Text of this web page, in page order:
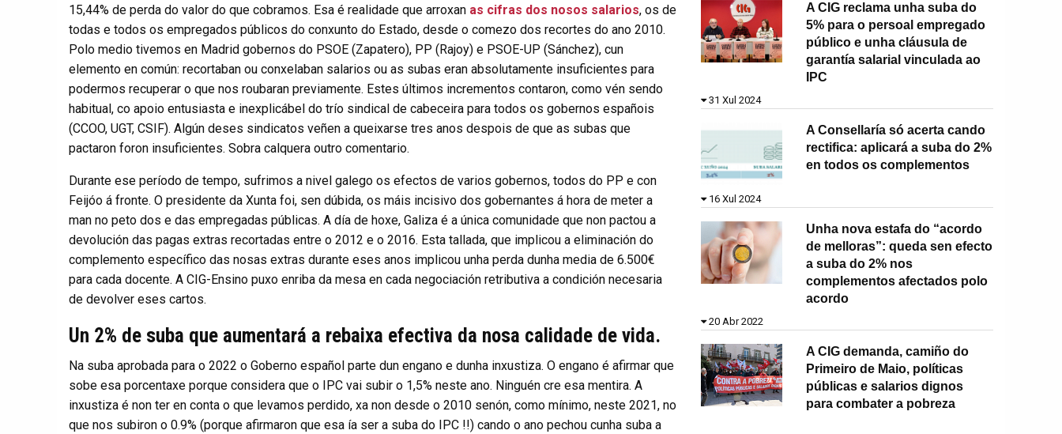
15,44% de perda do valor do que cobramos. Esa é realidade que arroxan as cifras dos nosos salarios, os de
todas e todos os empregados públicos do conxunto do Estado, desde o comezo dos recortes do ano 2010.
Polo medio tivemos en Madrid gobernos do PSOE (Zapatero), PP (Rajoy) e PSOE-UP (Sánchez), cun
elemento en común: recortaban ou conxelaban salarios ou as subas eran absolutamente insuficientes para
podermos recuperar o que nos roubaran previamente. Estes últimos incrementos contaron, como vén sendo
habitual, co apoio entusiasta e inexplicábel do trío sindical de cabeceira para todos os gobernos españois
(CCOO, UGT, CSIF). Algún deses sindicatos veñen a queixarse tres anos despois de que as subas que
pactaron foron insuficientes. Sobra calquera outro comentario.
Durante ese período de tempo, sufrimos a nivel galego os efectos de varios gobernos, todos do PP e con
Feijóo á fronte. O presidente da Xunta foi, sen dúbida, os máis incisivo dos gobernantes á hora de meter a
man no peto dos e das empregadas públicas. A día de hoxe, Galiza é a única comunidade que non pactou a
devolución das pagas extras recortadas entre o 2012 e o 2016. Esta tallada, que implicou a eliminación do
complemento específico das nosas extras durante eses anos implicou unha perda dunha media de 6.500€
para cada docente. A CIG-Ensino puxo enriba da mesa en cada negociación retributiva a condición necesaria
de devolver eses cartos.
Un 2% de suba que aumentará a rebaixa efectiva da nosa calidade de vida.
Na suba aprobada para o 2022 o Goberno español parte dun engano e dunha inxustiza. O engano é afirmar que
sobe esa porcentaxe porque considera que o IPC vai subir o 1,5% neste ano. Ninguén cre esa mentira. A
inxustiza é non ter en conta o que levamos perdido, xa non desde o 2010 senón, como mínimo, neste 2021, no
que nos subiron o 0.9% (porque afirmaron que esa ía ser a suba do IPC !!) cando o ano pechou cunha suba a
A CIG reclama unha suba do
5% para o persoal empregado
público e unha cláusula de
garantía salarial vinculada ao
IPC
31 Xul 2024
A Consellaría só acerta cando
rectifica: aplicará a suba do 2%
en todos os complementos
16 Xul 2024
Unha nova estafa do “acordo
de melloras”: queda sen efecto
a suba do 2% nos
complementos afectados polo
acordo
20 Abr 2022
A CIG demanda, camiño do
Primeiro de Maio, políticas
públicas e salarios dignos
para combater a pobreza